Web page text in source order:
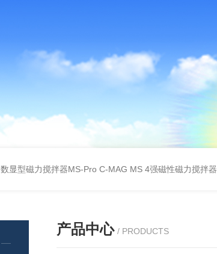
数显型磁力搅拌器MS-Pro C-MAG MS 4强磁性磁力搅拌器
产品中心 / PRODUCTS